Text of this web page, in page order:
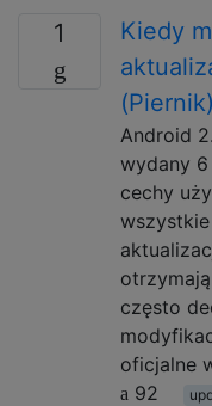
1
Kiedy
Android
wydany
cechy
często
oficjalne
92